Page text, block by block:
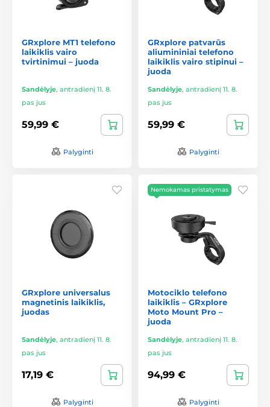
GRxplore MT1 telefono
laikiklis vairo
tvirtinimui – juoda
Sandėlyje, antradienį 11. 8.
pas jus
59,99 €
Palyginti
GRxplore patvarūs
aliumininiai telefono
laikiklis vairo stipinui –
juoda
Sandėlyje, antradienį 11. 8.
pas jus
59,99 €
Palyginti
GRxplore universalus
magnetinis laikiklis,
juodas
Sandėlyje, antradienį 11. 8.
pas jus
17,19 €
Palyginti
Nemokamas pristatymas
Motociklo telefono
laikiklis – GRxplore
Moto Mount Pro –
juoda
Sandėlyje, antradienį 11. 8.
pas jus
94,99 €
Palyginti